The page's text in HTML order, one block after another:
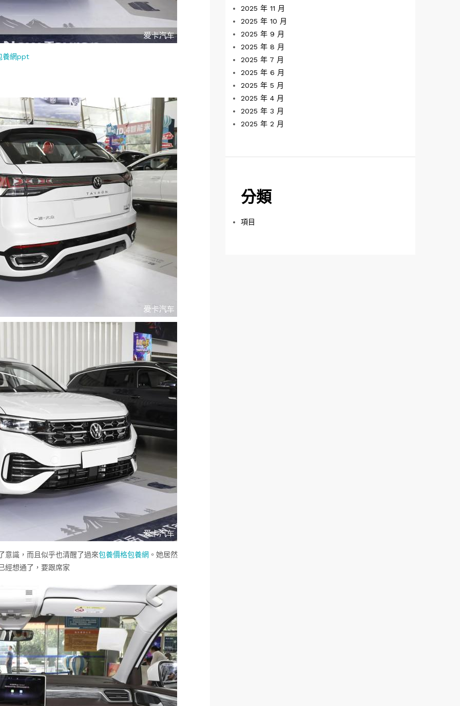
養網ppt
意識，而且似乎也清醒了過來包養價格包養網 。她居然
經想通了，要跟席家
2025 年 11 月
2025 年 10 月
2025 年 9 月
2025 年 8 月
2025 年 7 月
2025 年 6 月
2025 年 5 月
2025 年 4 月
2025 年 3 月
2025 年 2 月
分類
項目